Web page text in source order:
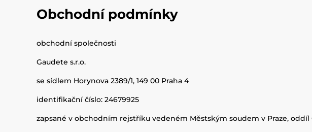
Obchodní podmínky
obchodní společnosti
Gaudete s.r.o.
se sídlem Horynova 2389/1, 149 00 Praha 4
identifikační číslo: 24679925
zapsané v obchodním rejstříku vedeném Městským soudem v Praze, oddíl